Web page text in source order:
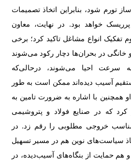
تورم شود، بنابراین اتخاذ تصمیمات
خواهد بود. در نهایت، معاون
تفکیک انواع مشاغل تاکید کرد؛ برخی
خانگی در بحران‌ها دچار رکود می‌شوند
سرعت احیا می‌شوند، درحالی‌که
آسیب دیده‌اند ممکن است به طور
همچنین با اشاره به ضرورت تامین به
کرد که در صنایع فولاد و پتروشیمی
مناسب خروجی مطلوبی را رقم زد. در
سیاست‌های نوین هم در مسیر تسهیل
و هم حمایت از بنگاه‌های آسیب‌دیده، در